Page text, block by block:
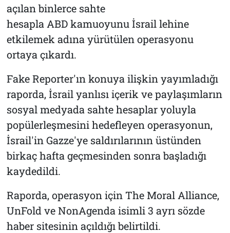
açılan binlerce sahte
hesapla ABD kamuoyunu İsrail lehine
etkilemek adına yürütülen operasyonu
ortaya çıkardı.
Fake Reporter'ın konuya ilişkin yayımladığı
raporda, İsrail yanlısı içerik ve paylaşımların
sosyal medyada sahte hesaplar yoluyla
popülerleşmesini hedefleyen operasyonun,
İsrail'in Gazze'ye saldırılarının üstünden
birkaç hafta geçmesinden sonra başladığı
kaydedildi.
Raporda, operasyon için The Moral Alliance,
UnFold ve NonAgenda isimli 3 ayrı sözde
haber sitesinin açıldığı belirtildi.